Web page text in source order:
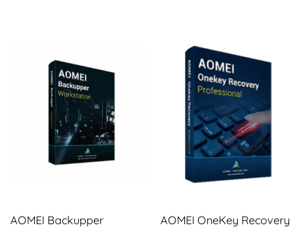
AOMEI Backupper
AOMEI OneKey Recovery